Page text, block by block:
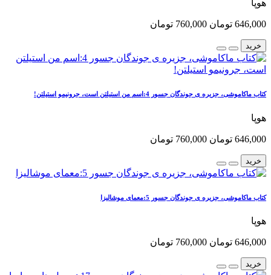
هوپا
646,000 تومان 760,000 تومان
خرید
کتاب ماکاموشی، جزیره ی جوندگان جسور 4:اسم من استیلتن است، جرونیمو استیلتن!
هوپا
646,000 تومان 760,000 تومان
خرید
کتاب ماکاموشی، جزیره ی جوندگان جسور 5:معمای موشالیزا
هوپا
646,000 تومان 760,000 تومان
خرید